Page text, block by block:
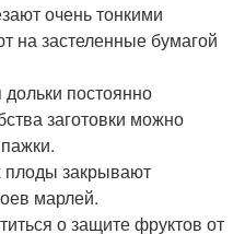
очень тонкими
на застеленные бумагой
постоянно
заготовки можно
закрывают
марлей.
о защите фруктов от